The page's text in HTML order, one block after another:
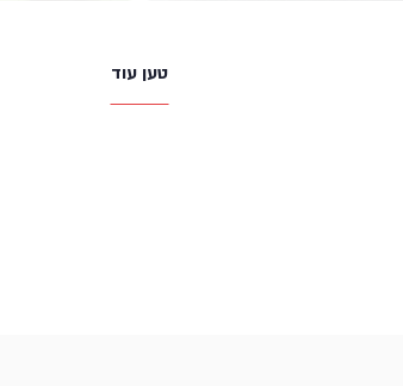
טען עוד